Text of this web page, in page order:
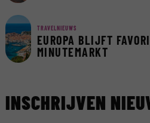
TRAVELNIEUWS
EUROPA BLIJFT
MINUTEMARKT
INSCHRIJVEN